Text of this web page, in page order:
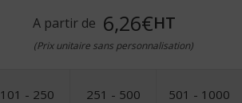
A partir de 6,26€HT
(Prix unitaire sans personnalisation)
101 - 250 251 - 500 501 - 1000